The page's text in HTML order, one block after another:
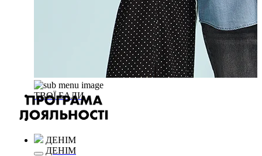
ТВОЇ БАЛИ
ДЕНІМ
ДЕНІМ